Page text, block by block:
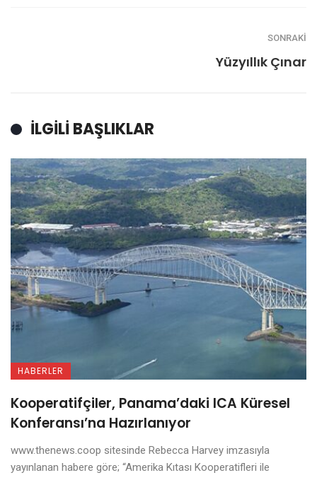
SONRAKI
Yüzyıllık Çınar
İLGILI BAŞLIKLAR
HABERLER
Kooperatifçiler, Panama’daki ICA Küresel
Konferansı’na Hazırlanıyor
www.thenews.coop sitesinde Rebecca Harvey imzasıyla
yayınlanan habere göre; “Amerika Kıtası Kooperatifleri ile